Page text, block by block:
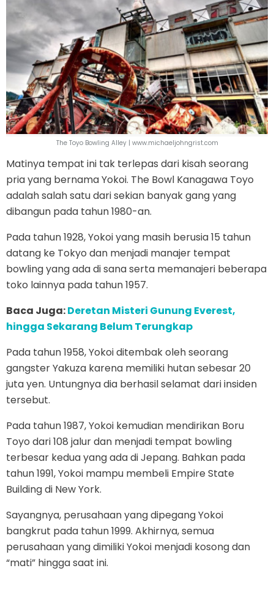
The Toyo Bowling Alley | www.michaeljohngrist.com
Matinya tempat ini tak terlepas dari kisah seorang
pria yang bernama Yokoi. The Bowl Kanagawa Toyo
adalah salah satu dari sekian banyak gang yang
dibangun pada tahun 1980-an.
Pada tahun 1928, Yokoi yang masih berusia 15 tahun
datang ke Tokyo dan menjadi manajer tempat
bowling yang ada di sana serta memanajeri beberapa
toko lainnya pada tahun 1957.
Baca Juga:Deretan Misteri Gunung Everest,
hingga Sekarang Belum Terungkap
Pada tahun 1958, Yokoi ditembak oleh seorang
gangster Yakuza karena memiliki hutan sebesar 20
juta yen. Untungnya dia berhasil selamat dari insiden
tersebut.
Pada tahun 1987, Yokoi kemudian mendirikan Boru
Toyo dari 108 jalur dan menjadi tempat bowling
terbesar kedua yang ada di Jepang. Bahkan pada
tahun 1991, Yokoi mampu membeli Empire State
Building di New York.
Sayangnya, perusahaan yang dipegang Yokoi
bangkrut pada tahun 1999. Akhirnya, semua
perusahaan yang dimiliki Yokoi menjadi kosong dan
“mati” hingga saat ini.